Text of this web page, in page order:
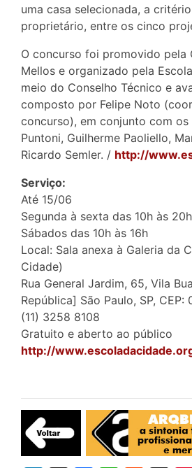
uma casa selecionada, a
proprietário, entre os cinco
O concurso foi promovido pela
Mellos e organizado pela
meio do Conselho Técnico e
composto por Felipe Noto
concurso), em conjunto com
Puntoni, Guilherme Paoliello,
Ricardo Semler. / http://
Serviço:
Até 15/06
Segunda à sexta das 10h às 20h
Sábados das 10h às 16h
Local: Sala anexa à Galeria da
Cidade)
Rua General Jardim, 65, Vila
República] São Paulo, SP, CEP:
(11) 3258 8108
Gratuito e aberto ao público
http://